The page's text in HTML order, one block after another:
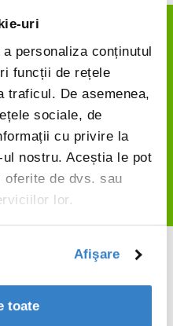
uri
personaliza conținutul
funcții de rețele
traficul. De asemenea,
sociale, de
cu privire la
nostru. Aceștia le pot
oferite de dvs. sau
lor.
Afişare
toate
about the
Calculator and how it
choices, please
representative.